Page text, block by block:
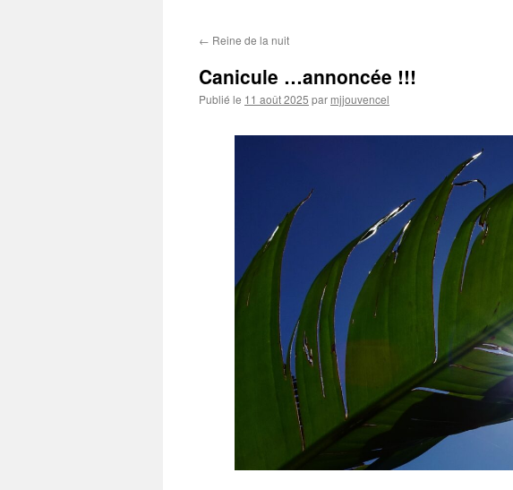
← Reine de la nuit
Canicule …annoncée !!!
Publié le 11 août 2025 par mjjouvencel